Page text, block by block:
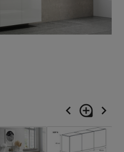
navigate_before loupe navigate_next